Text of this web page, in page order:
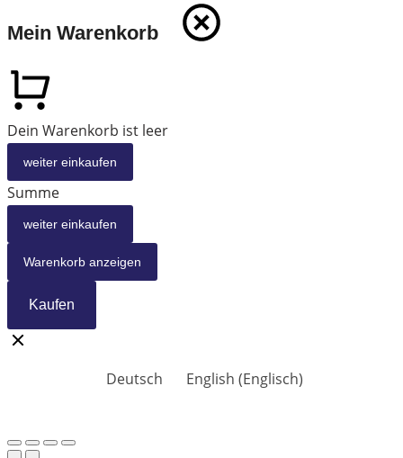
Mein Warenkorb
Dein Warenkorb ist leer
weiter einkaufen
Summe
weiter einkaufen
Warenkorb anzeigen
Kaufen
Deutsch English (Englisch)